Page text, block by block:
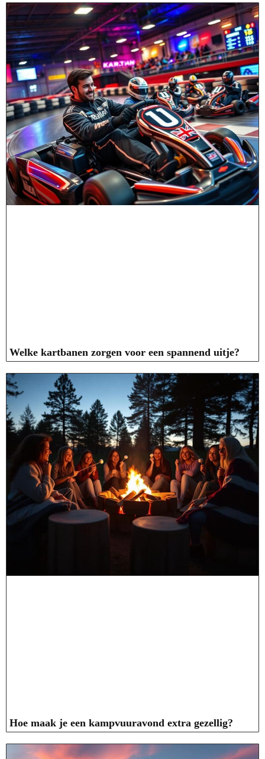
Welke kartbanen zorgen voor een spannend uitje?
Hoe maak je een kampvuuravond extra gezellig?